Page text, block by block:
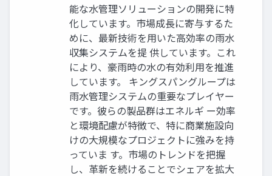
能な水管理ソリューションの開発に特
化しています。市場成長に寄与するた
めに、最新技術を用いた高効率の雨水
収集システムを提 供しています。これ
により、豪雨時の水の有効利用を推進
しています。 キングスパングループは
雨水管理システムの重要なプレイヤー
です。彼らの製品群はエネルギ ー効率
と環境配慮が特徴で、特に商業施設向
けの大規模なプロジェクトに強みを持
っていま す。市場のトレンドを把握
し、革新を続けることでシェアを拡大